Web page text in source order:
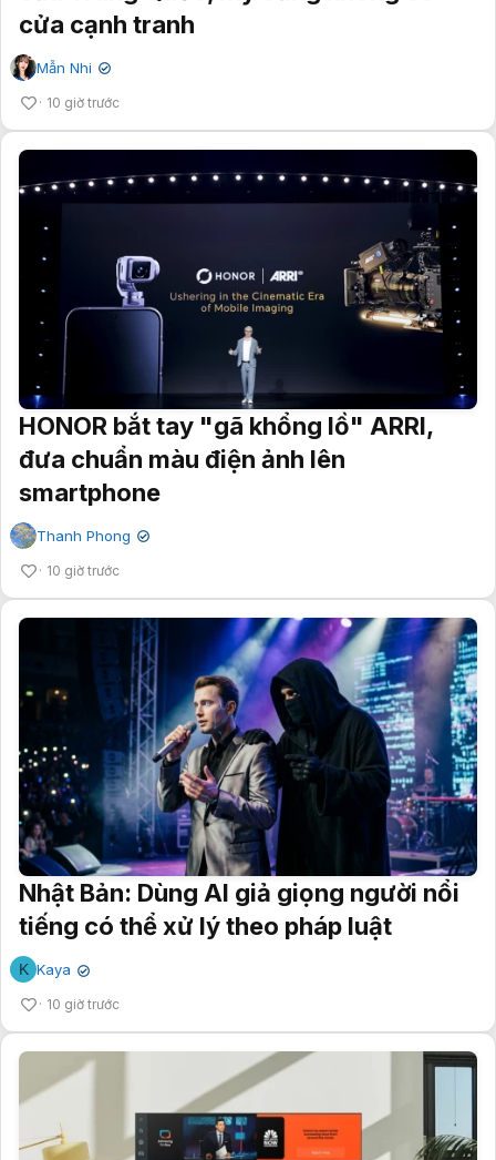
cửa cạnh tranh
Mẫn Nhi ✔
10 giờ trước
HONOR bắt tay "gã khổng lồ" ARRI,
đưa chuẩn màu điện ảnh lên
smartphone
Thanh Phong ✔
10 giờ trước
Nhật Bản: Dùng AI giả giọng người nổi
tiếng có thể xử lý theo pháp luật
K Kaya ✔
10 giờ trước